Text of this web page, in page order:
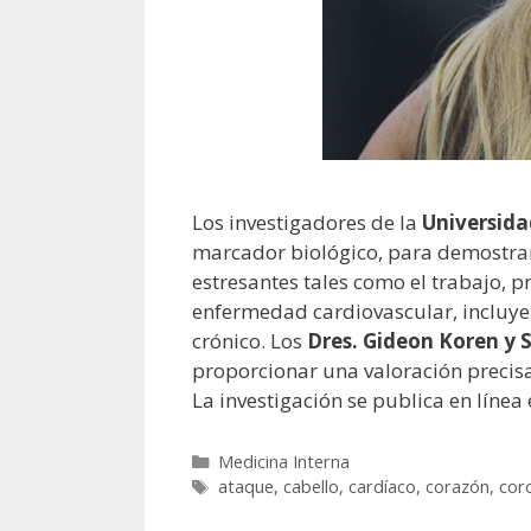
Los investigadores de la
marcador biológico, para
estresantes tales como el trabajo,
enfermedad cardiovascular,
crónico. Los Dres. Gideon Koren y
proporcionar una valoración
La investigación se publica en
Categorías
Medicina Interna
Etiquetas
ataque, cabello, cardíaco, corazón,